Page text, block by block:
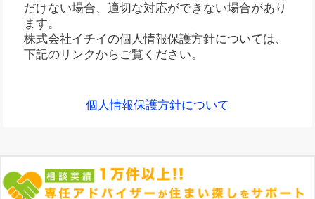
だけない場合、適切な対応ができない場合があり
ます。
株式会社イチイの個人情報保護方針については、
下記のリンクからご覧ください。
個人情報保護方針について